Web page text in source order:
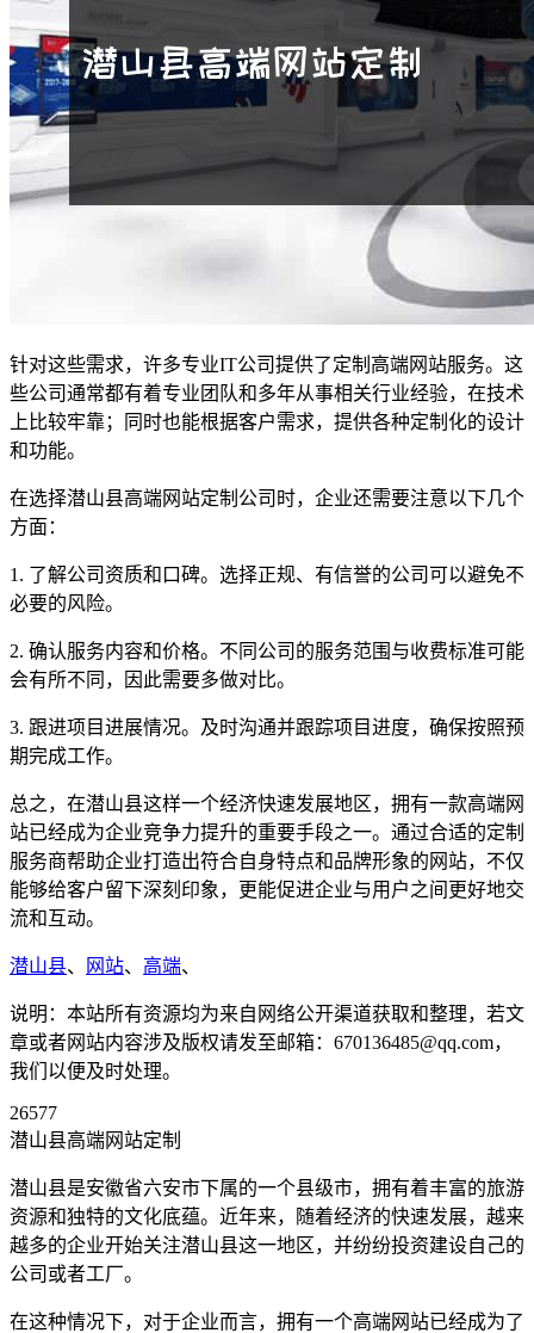
针对这些需求，许多专业IT公司提供了定制高端网站服务。这
些公司通常都有着专业团队和多年从事相关行业经验，在技术
上比较牢靠；同时也能根据客户需求，提供各种定制化的设计
和功能。
在选择潜山县高端网站定制公司时，企业还需要注意以下几个
方面：
1. 了解公司资质和口碑。选择正规、有信誉的公司可以避免不
必要的风险。
2. 确认服务内容和价格。不同公司的服务范围与收费标准可能
会有所不同，因此需要多做对比。
3. 跟进项目进展情况。及时沟通并跟踪项目进度，确保按照预
期完成工作。
总之，在潜山县这样一个经济快速发展地区，拥有一款高端网
站已经成为企业竞争力提升的重要手段之一。通过合适的定制
服务商帮助企业打造出符合自身特点和品牌形象的网站，不仅
能够给客户留下深刻印象，更能促进企业与用户之间更好地交
流和互动。
潜山县、 网站、 高端、
说明：本站所有资源均为来自网络公开渠道获取和整理，若文
章或者网站内容涉及版权请发至邮箱：670136485@qq.com，
我们以便及时处理。
26577
潜山县高端网站定制
潜山县是安徽省六安市下属的一个县级市，拥有着丰富的旅游
资源和独特的文化底蕴。近年来，随着经济的快速发展，越来
越多的企业开始关注潜山县这一地区，并纷纷投资建设自己的
公司或者工厂。
在这种情况下，对于企业而言，拥有一个高端网站已经成为了